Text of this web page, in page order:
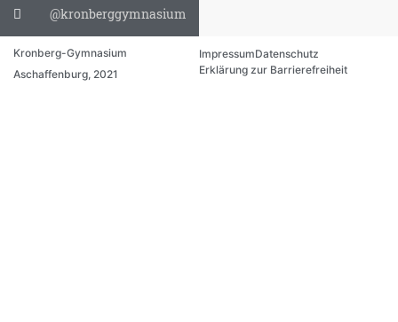
@kronberggymnasium
Kronberg-Gymnasium
Aschaffenburg, 2021
ImpressumDatenschutz
Erklärung zur Barrierefreiheit